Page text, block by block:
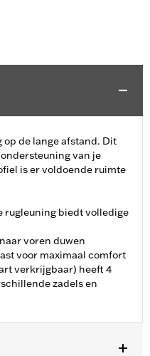
op de lange afstand. Dit
van je
is er voldoende ruimte
rugleuning biedt volledige
voren duwen
voor maximaal comfort
verkrijgbaar) heeft 4
zadels en